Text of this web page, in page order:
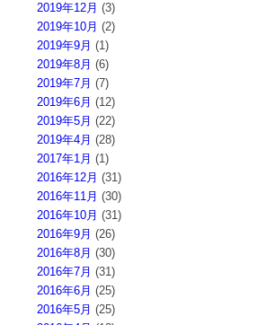
2019年12月 (3)
2019年10月 (2)
2019年9月 (1)
2019年8月 (6)
2019年7月 (7)
2019年6月 (12)
2019年5月 (22)
2019年4月 (28)
2017年1月 (1)
2016年12月 (31)
2016年11月 (30)
2016年10月 (31)
2016年9月 (26)
2016年8月 (30)
2016年7月 (31)
2016年6月 (25)
2016年5月 (25)